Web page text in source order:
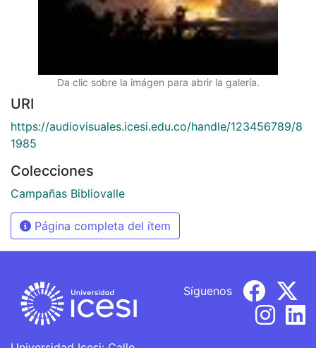
Da clic sobre la imágen para abrir la galería.
URI
https://audiovisuales.icesi.edu.co/handle/123456789/8
1985
Colecciones
Campañas Bibliovalle
Página completa del ítem
Síguenos